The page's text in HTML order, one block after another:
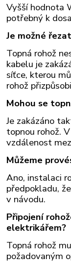
Vyšší hodnota
potřebný k
Je možné
Topná rohož
kabelu je
síťce, kterou
rohož
Mohou se
Je zakázáno
topnou rohož.
vzdálenost
Můžeme
Ano, instalaci
předpokladu,
v návodu.
Připojení
elektrikářem?
Topná rohož
požadovaným